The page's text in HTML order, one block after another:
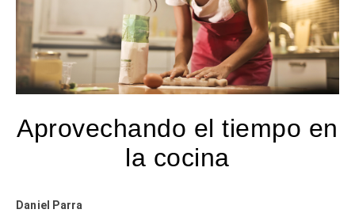
Aprovechando el tiempo en
la cocina
Daniel Parra